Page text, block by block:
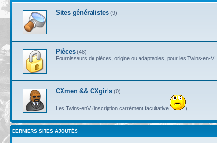
Sites généralistes (9)
Pièces (48)
Fournisseurs de pièces, origine ou adaptables, pour les Twins-en-V
CXmen && CXgirls (0)
Les Twins-enV (inscription carrément facultative )
DERNIERS SITES AJOUTÉS